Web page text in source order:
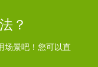
？
场景吧！您可以直